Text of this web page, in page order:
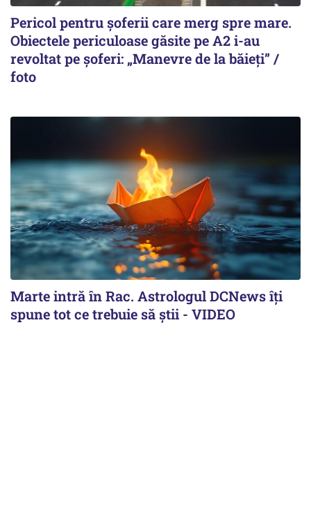
Pericol pentru șoferii care merg spre mare.
Obiectele periculoase găsite pe A2 i-au
revoltat pe șoferi: „Manevre de la băieți” /
foto
Marte intră în Rac. Astrologul DCNews îți
spune tot ce trebuie să știi - VIDEO